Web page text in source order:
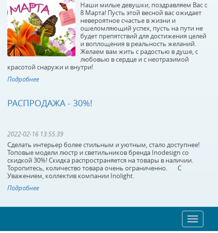
Наши милые девушки, поздравляем Вас с
8 Марта! Пусть этой весной вас ожидает
невероятное счастье в жизни и
ошеломляющий успех, пусть на пути не
будет препятствий для достижения целей
и воплощения в реальность желаний.
Желаем вам жить с радостью в душе, с
любовью в сердце и с неотразимой
красотой снаружи и внутри!
Подробнее
РАСПРОДАЖА - 30%!
2022-02-16 13:55:39
Сделать интерьер более стильным и уютным, стало доступнее!
Топовые модели люстр и светильников бренда Inodesign со
скидкой 30%! Скидка распространяется на товары в наличии.
Торопитесь, количество товара очень ограниченно. С
Уважением, коллектив компании Inolight.
Подробнее
Toggle